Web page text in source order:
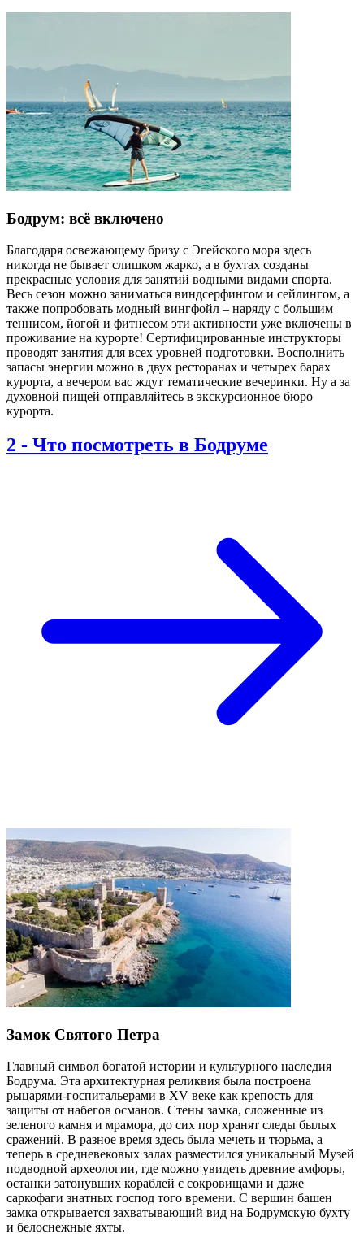
Бодрум: всё включено
Благодаря освежающему бризу с Эгейского моря здесь
никогда не бывает слишком жарко, а в бухтах созданы
прекрасные условия для занятий водными видами спорта.
Весь сезон можно заниматься виндсерфингом и сейлингом, а
также попробовать модный вингфойл – наряду с большим
теннисом, йогой и фитнесом эти активности уже включены в
проживание на курорте! Сертифицированные инструкторы
проводят занятия для всех уровней подготовки. Восполнить
запасы энергии можно в двух ресторанах и четырех барах
курорта, а вечером вас ждут тематические вечеринки. Ну а за
духовной пищей отправляйтесь в экскурсионное бюро
курорта.
2 - Что посмотреть в Бодруме
Замок Святого Петра
Главный символ богатой истории и культурного наследия
Бодрума. Эта архитектурная реликвия была построена
рыцарями-госпитальерами в XV веке как крепость для
защиты от набегов османов. Стены замка, сложенные из
зеленого камня и мрамора, до сих пор хранят следы былых
сражений. В разное время здесь была мечеть и тюрьма, а
теперь в средневековых залах разместился уникальный Музей
подводной археологии, где можно увидеть древние амфоры,
останки затонувших кораблей с сокровищами и даже
саркофаги знатных господ того времени. С вершин башен
замка открывается захватывающий вид на Бодрумскую бухту
и белоснежные яхты.